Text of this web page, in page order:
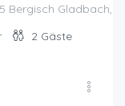
Bergisch Gladbach,
2 Gäste